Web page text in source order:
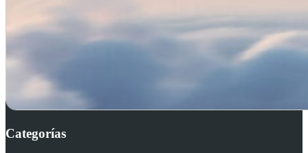
Categorías